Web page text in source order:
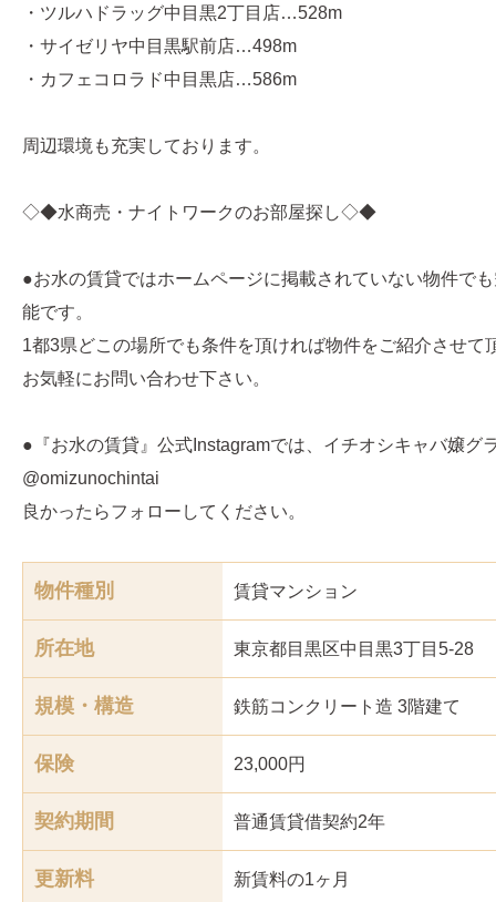
・ツルハドラッグ中目黒2丁目店…528m
・サイゼリヤ中目黒駅前店…498m
・カフェコロラド中目黒店…586m
周辺環境も充実しております。
◇◆水商売・ナイトワークのお部屋探し◇◆
●お水の賃貸ではホームページに掲載されていない物件で
能です。
1都3県どこの場所でも条件を頂ければ物件をご紹介させて
お気軽にお問い合わせ下さい。
●『お水の賃貸』公式Instagramでは、イチオシキャバ嬢グ
@omizunochintai
良かったらフォローしてください。
物件種別 賃貸マンション
所在地 東京都目黒区中目黒3丁目5-28
規模・構造 鉄筋コンクリート造 3階建て
保険 23,000円
契約期間 普通賃貸借契約2年
更新料 新賃料の1ヶ月